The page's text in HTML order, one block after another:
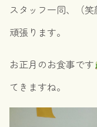
スタッフ一同、（
頑張ります。
お正月のお食事です
てきますね。